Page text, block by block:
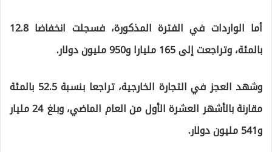
أما الواردات في الفترة المذكورة، فسجلت انخفاضا 12.8
بالمئة، وتراجعت إلى 165 مليارا و950 مليون دولار.
وشهد العجز في التجارة الخارجية، تراجعا بنسبة 52.5 بالمئة
مقارنة بالأشهر العشرة الأول من العام الماضي، وبلغ 24 مليار
و541 مليون دولار.